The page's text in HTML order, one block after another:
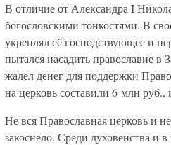
В отличие от Александра I
богословскими тонкостями. В
укреплял её господствующее и
пытался насадить православие в
жалел денег для поддержки
на церковь составили 6 млн руб.,
Не вся Православная церковь и
закоснело. Среди духовенства